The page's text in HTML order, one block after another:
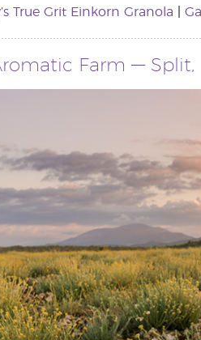
True Grit Einkorn Granola
Farm — Split,